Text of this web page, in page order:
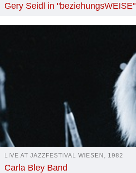
Gery Seidl in "beziehungsWEISE"
LIVE AT JAZZFESTIVAL WIESEN, 1982
Carla Bley Band